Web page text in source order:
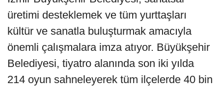
üretimi desteklemek ve tüm yurttaşları
kültür ve sanatla buluşturmak amacıyla
önemli çalışmalara imza atıyor. Büyükşehir
Belediyesi, tiyatro alanında son iki yılda
214 oyun sahneleyerek tüm ilçelerde 40 bin